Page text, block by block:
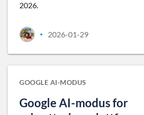
2026.
• 2026-01-29
GOOGLE AI-MODUS
Google AI-modus for